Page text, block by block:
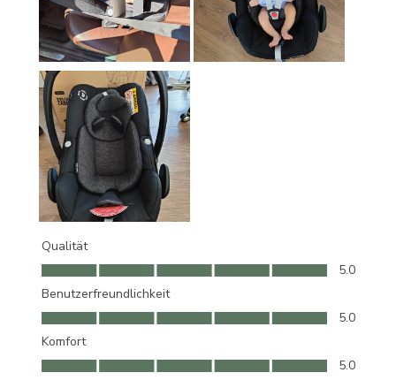
Qualität
Qualität, 5.0 von 5
5.0
Benutzerfreundlichkeit
Benutzerfreundlichkeit, 5.0 von 5
5.0
Komfort
Komfort, 5.0 von 5
5.0